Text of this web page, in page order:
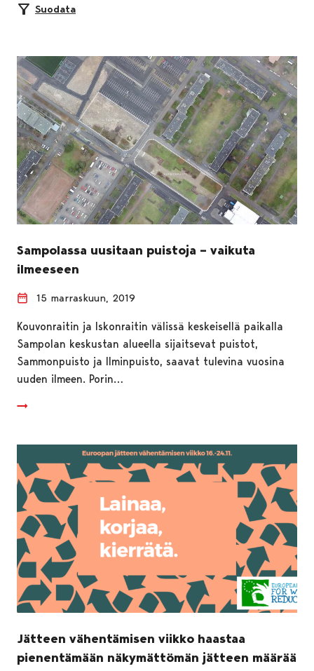
Suodata
Sampolassa uusitaan puistoja – vaikuta
ilmeeseen
15 marraskuun, 2019
Kouvonraitin ja Iskonraitin välissä keskeisellä paikalla
Sampolan keskustan alueella sijaitsevat puistot,
Sammonpuisto ja Ilminpuisto, saavat tulevina vuosina
uuden ilmeen. Porin…
Jätteen vähentämisen viikko haastaa
pienentämään näkymättömän jätteen määrää